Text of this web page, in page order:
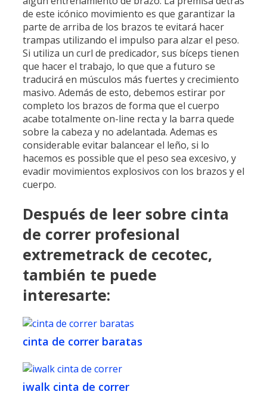
de este icónico movimiento es que garantizar la
parte de arriba de los brazos te evitará hacer
trampas utilizando el impulso para alzar el peso.
Si utiliza un curl de predicador, sus bíceps tienen
que hacer el trabajo, lo que que a futuro se
traducirá en músculos más fuertes y crecimiento
masivo. Además de esto, debemos estirar por
completo los brazos de forma que el cuerpo
acabe totalmente on-line recta y la barra quede
sobre la cabeza y no adelantada. Ademas es
considerable evitar balancear el leño, si lo
hacemos es possible que el peso sea excesivo, y
evadir movimientos explosivos con los brazos y el
cuerpo.
Después de leer sobre cinta
de correr profesional
extremetrack de cecotec,
también te puede
interesarte:
cinta de correr baratas
iwalk cinta de correr